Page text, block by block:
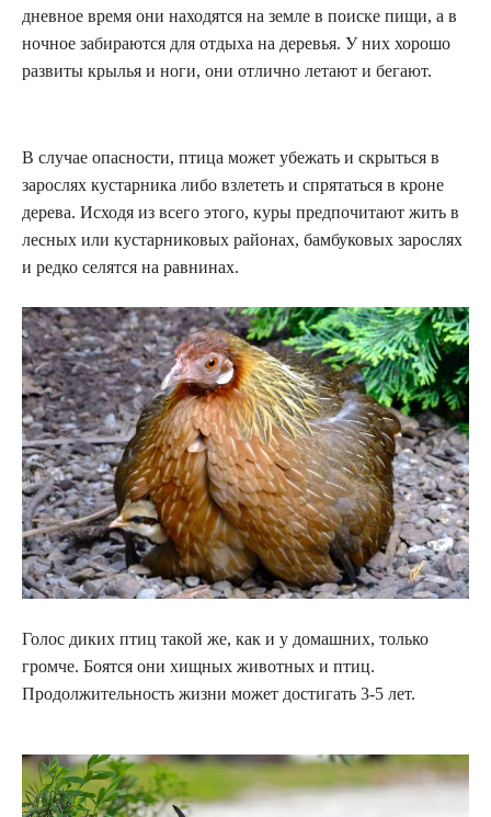
дневное время они находятся на земле в поиске пищи, а в
ночное забираются для отдыха на деревья. У них хорошо
развиты крылья и ноги, они отлично летают и бегают.
В случае опасности, птица может убежать и скрыться в
зарослях кустарника либо взлететь и спрятаться в кроне
дерева. Исходя из всего этого, куры предпочитают жить в
лесных или кустарниковых районах, бамбуковых зарослях
и редко селятся на равнинах.
Голос диких птиц такой же, как и у домашних, только
громче. Боятся они хищных животных и птиц.
Продолжительность жизни может достигать 3-5 лет.